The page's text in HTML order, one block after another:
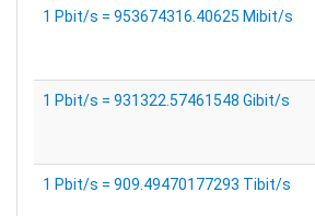
1 Pbit/s = 953674316.40625 Mibit/s
1 Pbit/s = 931322.57461548 Gibit/s
1 Pbit/s = 909.49470177293 Tibit/s